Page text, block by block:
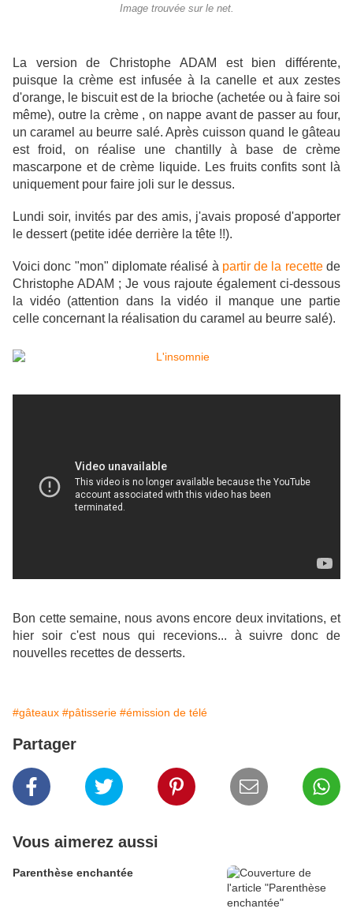
Image trouvée sur le net.
La version de Christophe ADAM est bien différente,
puisque la crème est infusée à la canelle et aux zestes
d'orange, le biscuit est de la brioche (achetée ou à faire soi
même), outre la crème , on nappe avant de passer au four,
un caramel au beurre salé. Après cuisson quand le gâteau
est froid, on réalise une chantilly à base de crème
mascarpone et de crème liquide. Les fruits confits sont là
uniquement pour faire joli sur le dessus.
Lundi soir, invités par des amis, j'avais proposé d'apporter
le dessert (petite idée derrière la tête !!).
Voici donc "mon" diplomate réalisé à partir de la recettede
Christophe ADAM ; Je vous rajoute également ci-dessous
la vidéo (attention dans la vidéo il manque une partie
celle concernant la réalisation du caramel au beurre salé).
Bon cette semaine, nous avons encore deux invitations, et
hier soir c'est nous qui recevions... à suivre donc de
nouvelles recettes de desserts.
#gâteaux #pâtisserie #émission de télé
Partager
Vous aimerez aussi
Parenthèse enchantée